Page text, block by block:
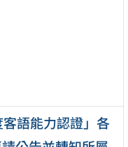
語能力認證」各